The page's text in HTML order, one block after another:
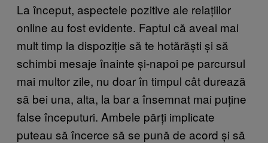
La început, aspectele pozitive ale relațiilor
online au fost evidente. Faptul că aveai mai
mult timp la dispoziție să te hotărăști și să
schimbi mesaje înainte și-napoi pe parcursul
mai multor zile, nu doar în timpul cât durează
să bei una, alta, la bar a însemnat mai puține
false începuturi. Ambele părți implicate
puteau să încerce să se pună de acord și să